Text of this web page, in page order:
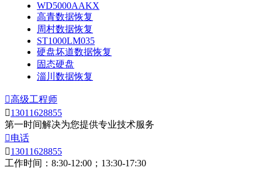
WD5000AAKX
高青数据恢复
周村数据恢复
ST1000LM035
硬盘坏道数据恢复
固态硬盘
淄川数据恢复
高级工程师
13011628855
第一时间解决为您提供专业技术服务
电话
13011628855
工作时间：8:30-12:00；13:30-17:30